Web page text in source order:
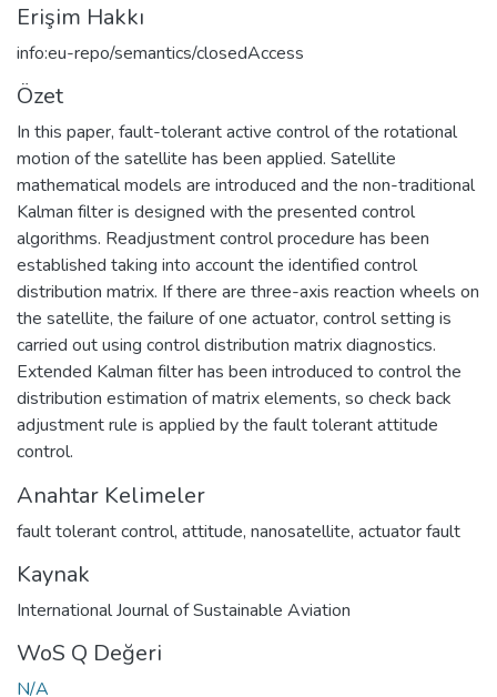
Erişim Hakkı
info:eu-repo/semantics/closedAccess
Özet
In this paper, fault-tolerant active control of the rotational
motion of the satellite has been applied. Satellite
mathematical models are introduced and the non-traditional
Kalman filter is designed with the presented control
algorithms. Readjustment control procedure has been
established taking into account the identified control
distribution matrix. If there are three-axis reaction wheels on
the satellite, the failure of one actuator, control setting is
carried out using control distribution matrix diagnostics.
Extended Kalman filter has been introduced to control the
distribution estimation of matrix elements, so check back
adjustment rule is applied by the fault tolerant attitude
control.
Anahtar Kelimeler
fault tolerant control, attitude, nanosatellite, actuator fault
Kaynak
International Journal of Sustainable Aviation
WoS Q Değeri
N/A